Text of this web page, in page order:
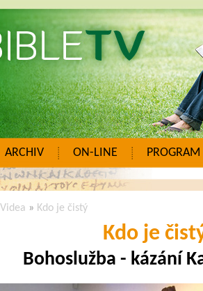
ARCHIV ON-LINE PROGRAM
Videa » Kdo je čistý
Kdo je
Bohoslužba - kázání